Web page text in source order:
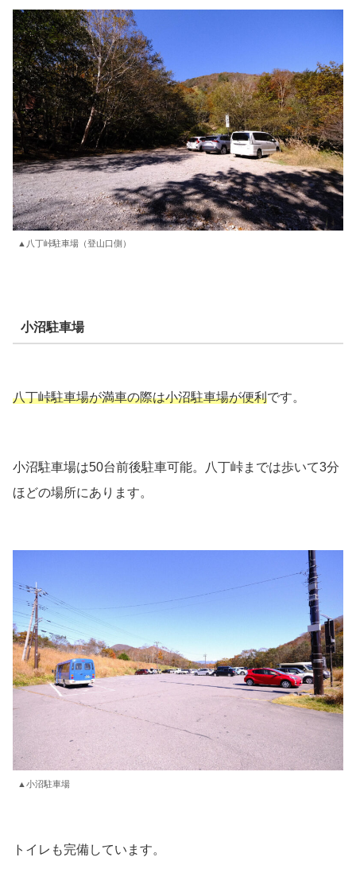
▲八丁峠駐車場（登山口側）
小沼駐車場
八丁峠駐車場が満車の際は小沼駐車場が便利です。
小沼駐車場は50台前後駐車可能。八丁峠までは歩いて3分
ほどの場所にあります。
▲小沼駐車場
トイレも完備しています。